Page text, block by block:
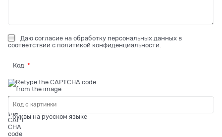
Даю согласие на обработку персональных данных в
соответствии с политикой конфиденциальности
Код
* буквы на русском языке